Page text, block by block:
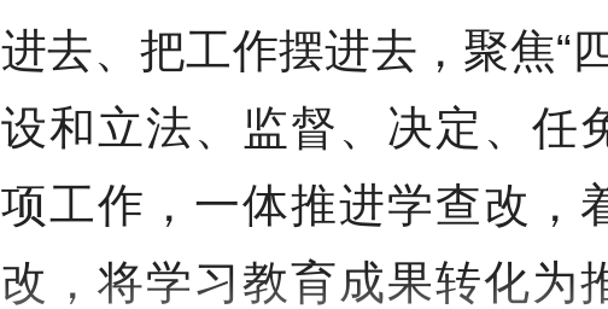
进去、把工作摆进去，聚焦“
设和立法、监督、决定、任
项工作，一体推进学查改，
改，将学习教育成果转化为